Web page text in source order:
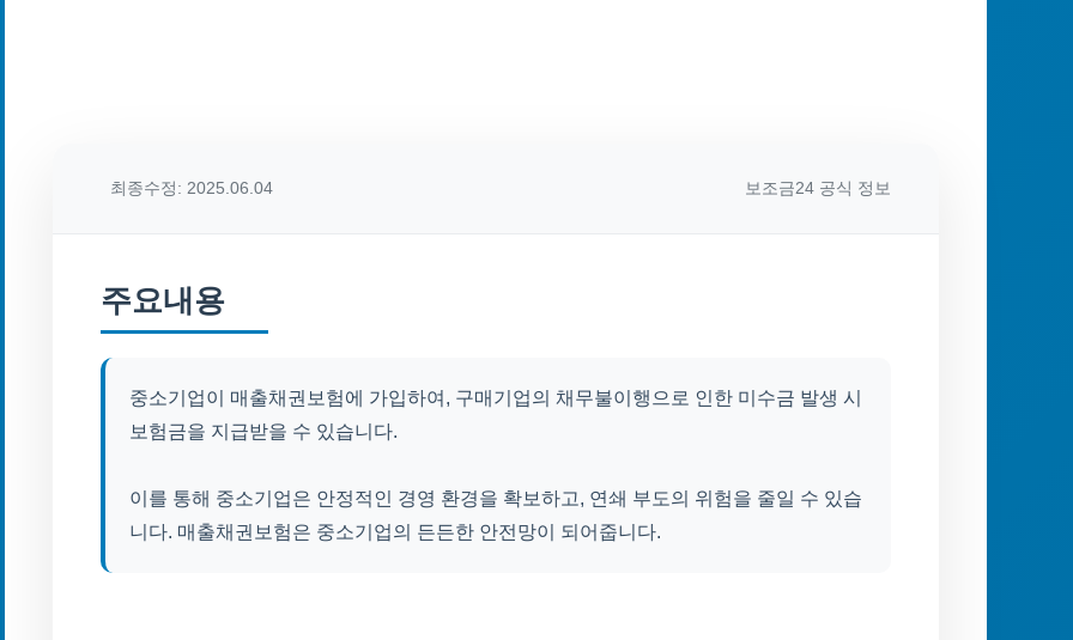
최종수정: 2025.06.04 보조금24 공식 정보
주요내용
중소기업이 매출채권보험에 가입하여, 구매기업의 채무불이행으로 인한 미수금 발생 시
보험금을 지급받을 수 있습니다.
이를 통해 중소기업은 안정적인 경영 환경을 확보하고, 연쇄 부도의 위험을 줄일 수 있습
니다. 매출채권보험은 중소기업의 든든한 안전망이 되어줍니다.